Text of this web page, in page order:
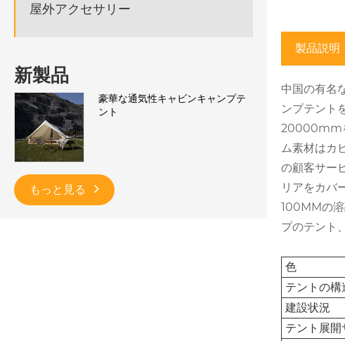
屋外アクセサリー
新製品
豪華な通気性キャビンキャンプテ
ント
もっと見る
製品説明
中国の有名
ンプテント
20000mm
ム素材はカ
の顧客サー
リアをカバ
100MMの溶
プのテント
色
テントの構
建設状況
テント展開